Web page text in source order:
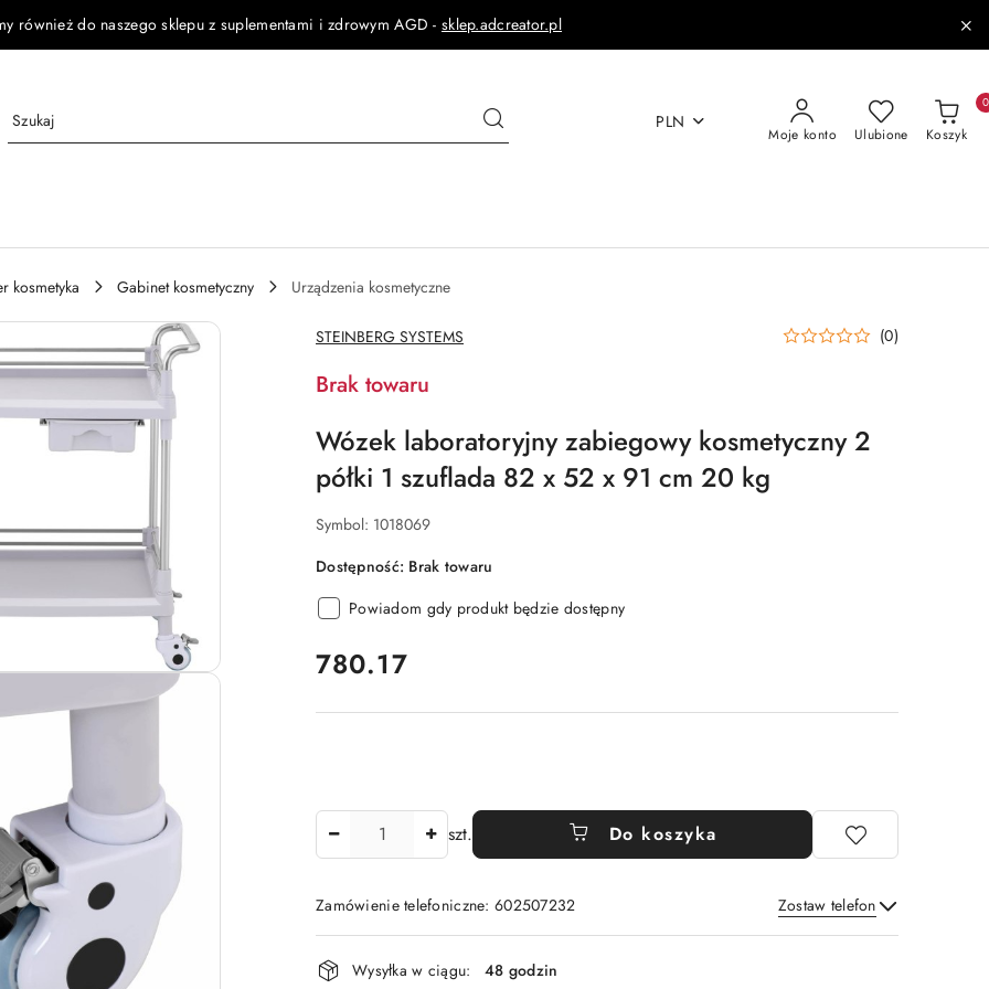
również do naszego sklepu z suplementami i zdrowym AGD - sklep.adcreator.pl
PLN
Moje konto Ulubione Koszyk
0
kosmetyka Gabinet kosmetyczny Urządzenia kosmetyczne
NAZWA
PRODUCENTA:
STEINBERG SYSTEMS (0)
Brak towaru
Wózek laboratoryjny zabiegowy kosmetyczny 2
półki 1 szuflada 82 x 52 x 91 cm 20 kg
Symbol: 1018069
Dostępność: Brak towaru
Powiadom gdy produkt będzie dostępny
cena:
780.17
szt. Do koszyka
Zamówienie telefoniczne: 602507232 Zostaw telefon
Wyślij
Dostępność
Wysyłka w ciągu:
48 godzin